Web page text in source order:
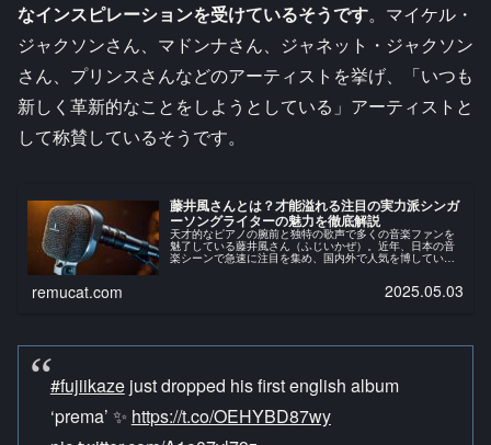
なインスピレーションを受けているそうです。マイケル・
ジャクソンさん、マドンナさん、ジャネット・ジャクソン
さん、プリンスさんなどのアーティストを挙げ、「いつも
新しく革新的なことをしようとしている」アーティストと
して称賛しているそうです。
藤井風さんとは？才能溢れる注目の実力派シンガ
ーソングライターの魅力を徹底解説
天才的なピアノの腕前と独特の歌声で多くの音楽ファンを
魅了している藤井風さん（ふじいかぜ）。近年、日本の音
楽シーンで急速に注目を集め、国内外で人気を博している
remucat.com 2025.05.03
#fujiikazejust dropped his first english album
‘prema’ ✨ https://t.co/OEHYBD87wy